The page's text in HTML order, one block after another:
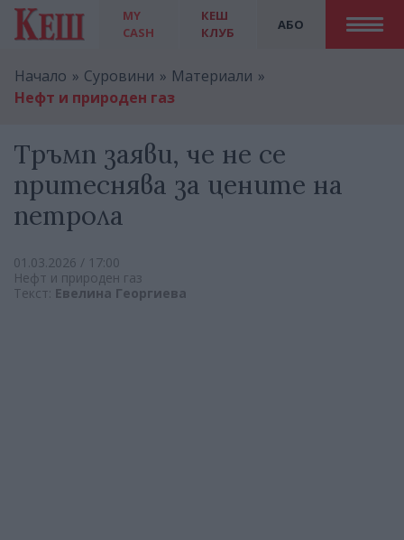
MY
CASH
АБО
КЕШ
КЛУБ
Начало Суровини
Материали
Нефт и природен газ
Тръмп заяви, че не се
притеснява за цените на
петрола
01.03.2026 / 17:00
Нефт и природен газ
Текст: Евелина Георгиева